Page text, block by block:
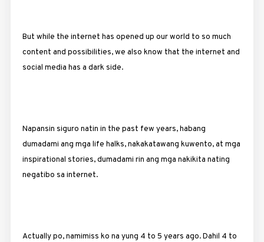
But while the internet has opened up our world to so much
content and possibilities, we also know that the internet and
social media has a dark side.
Napansin siguro natin in the past few years, habang
dumadami ang mga life halks, nakakatawang kuwento, at mga
inspirational stories, dumadami rin ang mga nakikita nating
negatibo sa internet.
Actually po, namimiss ko na yung 4 to 5 years ago. Dahil 4 to